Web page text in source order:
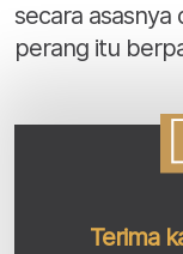
secara
perang itu
Terima